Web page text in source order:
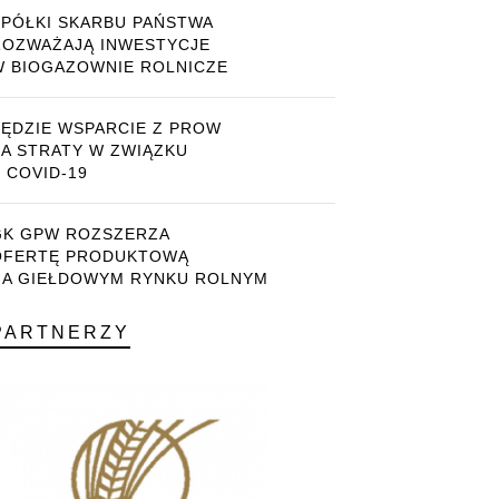
SKARBU PAŃSTWA
INWESTYCJE
BIOGAZOWNIE ROLNICZE
WSPARCIE Z PROW
STRATY W ZWIĄZKU
COVID-19
GPW ROZSZERZA
PRODUKTOWĄ
GIEŁDOWYM RYNKU ROLNYM